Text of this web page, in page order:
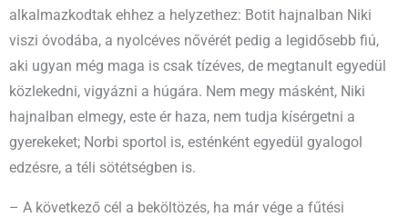
alkalmazkodtak ehhez a helyzethez: Botit hajnalban Niki
viszi óvodába, a nyolcéves nővérét pedig a legidősebb fiú,
aki ugyan még maga is csak tízéves, de megtanult egyedül
közlekedni, vigyázni a húgára. Nem megy másként, Niki
hajnalban elmegy, este ér haza, nem tudja kísérgetni a
gyerekeket; Norbi sportol is, esténként egyedül gyalogol
edzésre, a téli sötétségben is.
– A következő cél a beköltözés, ha már vége a fűtési